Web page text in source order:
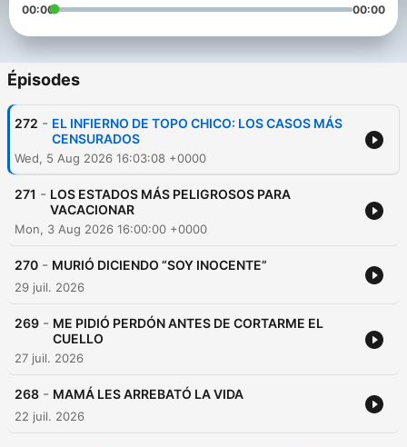
00:00 00:00
Épisodes
272 - EL INFIERNO DE TOPO CHICO: LOS CASOS MÁS
CENSURADOS
Wed, 5 Aug 2026 16:03:08 +0000
271 - LOS ESTADOS MÁS PELIGROSOS PARA
VACACIONAR
Mon, 3 Aug 2026 16:00:00 +0000
270 - MURIÓ DICIENDO “SOY INOCENTE”
29 juil. 2026
269 - ME PIDIÓ PERDÓN ANTES DE CORTARME EL
CUELLO
27 juil. 2026
268 - MAMÁ LES ARREBATÓ LA VIDA
22 juil. 2026